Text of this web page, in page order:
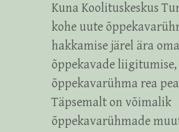
Kuna Koolituskeskus
kohe uute
hakkamise järel ära
õppekavade
õppekavarühma rea
Täpsemalt on võimalik
õppekavarühmade